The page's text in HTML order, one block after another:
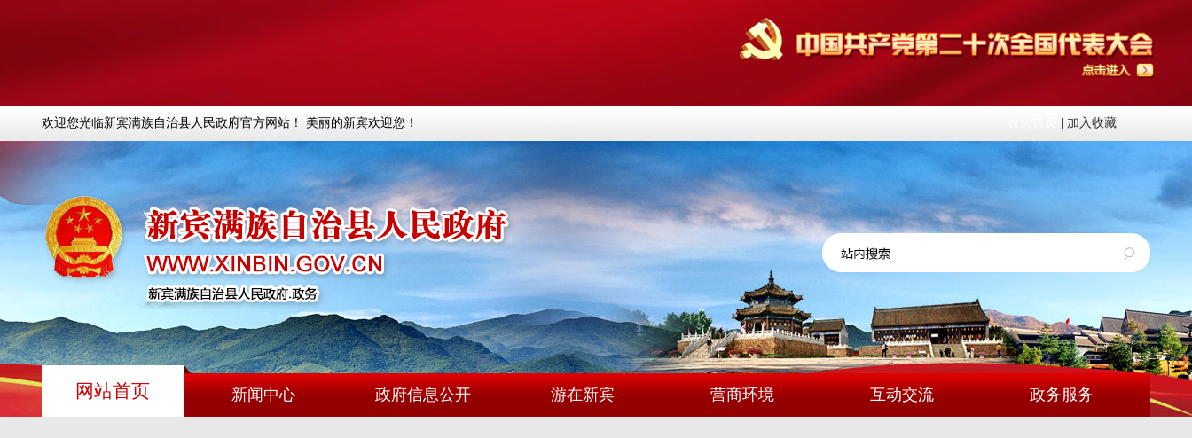
欢迎您光临新宾满族自治县人民政府官方网站！ 美丽的新宾欢迎您！ 加入收藏
网站首页 新闻中心 政府信息公开 游在新宾 营商环境 互动交流 政务服务